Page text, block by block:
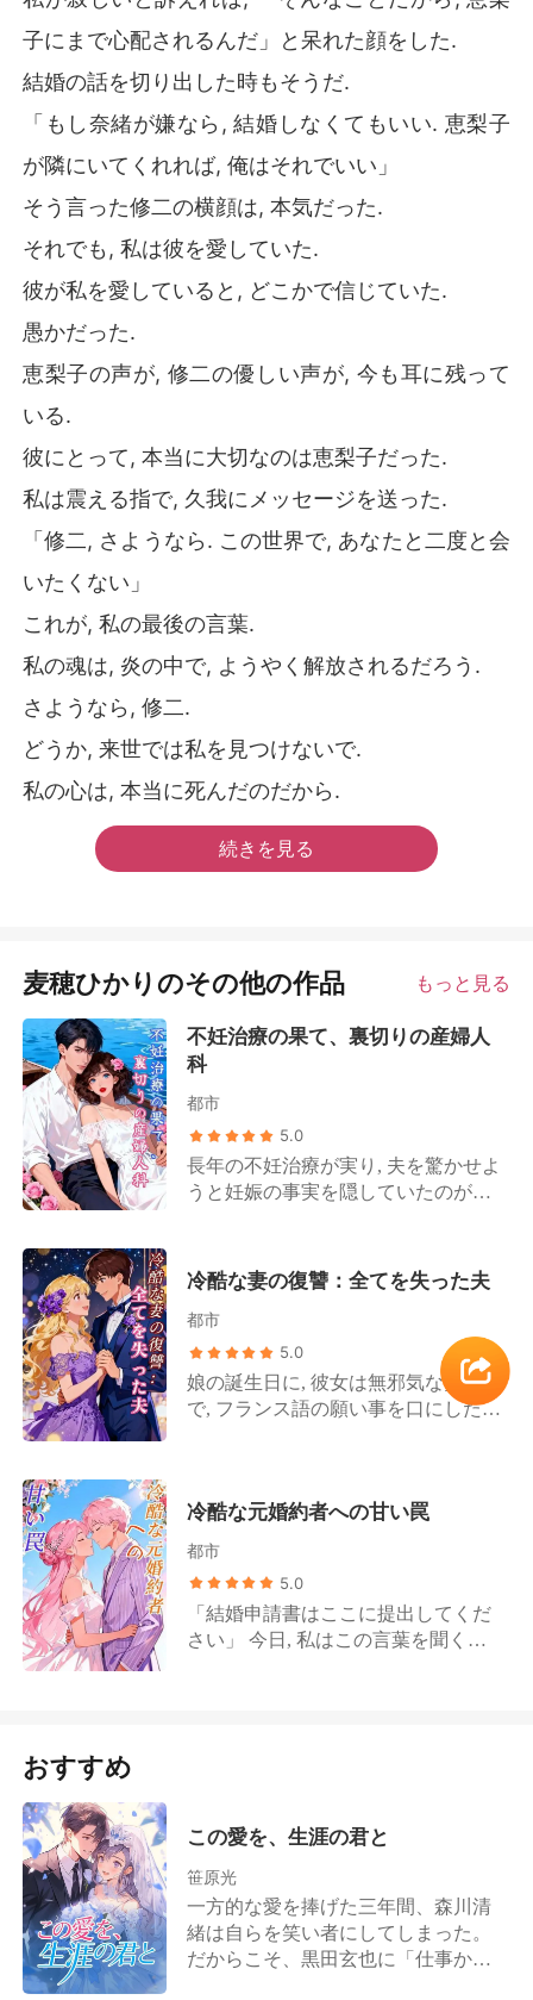
子にまで心配されるんだ」と呆れた顔をした.
結婚の話を切り出した時もそうだ.
「もし奈緒が嫌なら, 結婚しなくてもいい. 恵梨子
が隣にいてくれれば, 俺はそれでいい」
そう言った修二の横顔は, 本気だった.
それでも, 私は彼を愛していた.
彼が私を愛していると, どこかで信じていた.
愚かだった.
恵梨子の声が, 修二の優しい声が, 今も耳に残って
いる.
彼にとって, 本当に大切なのは恵梨子だった.
私は震える指で, 久我にメッセージを送った.
「修二, さようなら. この世界で, あなたと二度と会
いたくない」
これが, 私の最後の言葉.
私の魂は, 炎の中で, ようやく解放されるだろう.
さようなら, 修二.
どうか, 来世では私を見つけないで.
私の心は, 本当に死んだのだから.
続きを見る
麦穂ひかりのその他の作品 もっと見る
不妊治療の果て、裏切りの産婦人
科
都市
5.0
長年の不妊治療が実り, 夫を驚かせよ
うと妊娠の事実を隠していたのが仇
に撫でる夫の姿だった. 「彩音さんが
私を突き飛ばした! 」 愛人の狂言を
鵜呑みにした夫は, 弁解しようとする
私を力任せに突き飛ばした. その衝撃
で, 私は彼に伝えるはずだった我が子
を, 彼自身の手によって殺されたの
守ったのは愛人の嘘, 彼が殺したのは
の愛を完全に断ち切った. 誰もいない
家に戻り, 離婚届と, 愛人の自作自演
を捉えた監視カメラの映像をテーブ
ルに残して, 私は姿を消した. 5年後,
冷酷な妻の復讐：全てを失った夫
都市
5.0
娘の誕生日に, 彼女は無邪気な笑顔
で, フランス語の願い事を口にした.
いだ. 今のママは厳しすぎるから, も
うすぐいなくなるよ」 二人は顔を見
合わせ, 私には言葉が理解できないと
いう確信を持って, クスクスと笑っ
た. 夫は, 私がただの専業主婦だと思
っている. しかし彼は知らない. 私が
裏切りの喜劇に, 私の心は凍りつい
って冷ややかに微笑んだ. 「そんなに
新しいママがいいなら, その願い, 叶
えてあげる」 私は彼らを破滅させる
ため, 故郷パリへの片道切符を手配し
冷酷な元婚約者への甘い罠
都市
5.0
「結婚申請書はここに提出してくだ
さい」 今日, 私はこの言葉を聞く喜
が私を守ろうとして, 目の前で蹴り殺
される. 薄れゆく意識の中で彼に助け
を求めたが, 電話の向こうから聞こえ
たのは冷酷な嘲笑だけだった. 「僕が
お前を助けに行く義理などない」 私
が死の淵を彷徨っている時, 彼は他の
おすすめ
この愛を、生涯の君と
笹原光
一方的な愛を捧げた三年間、森川清
緒は自らを笑い者にしてしまった。
だからこそ、黒田玄也に「仕事か離